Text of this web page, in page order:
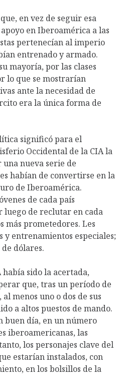
en vez de seguir esa
en Iberoamérica a las
pertenecían al imperio
entrenado y armado.
mayoría, por las clases
lo que se mostrarían
ante la necesidad de
era la única forma de
significó para el
Occidental de la CIA la
una nueva serie de
habían de convertirse en la
de Iberoamérica.
de cada país
de reclutar en cada
más prometedores. Les
entrenamientos especiales;
dólares.
había sido la acertada,
que, tras un período de
menos uno o dos de sus
a altos puestos de mando.
buen día, en un número
iberoamericanas, las
los personajes clave del
estarían instalados, con
en los bolsillos de la